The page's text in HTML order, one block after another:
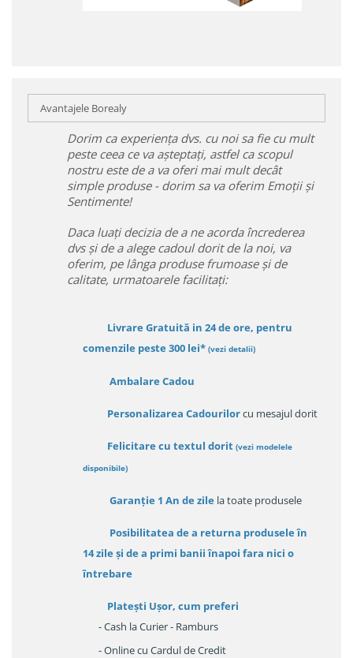
Avantajele Borealy
Dorim ca experiența dvs. cu noi sa fie cu mult
peste ceea ce va așteptați, astfel ca scopul
nostru este de a va oferi mai mult decât
simple produse - dorim sa va oferim Emoții și
Sentimente!
Daca luați decizia de a ne acorda încrederea
dvs și de a alege cadoul dorit de la noi, va
oferim, pe lânga produse frumoase și de
calitate, urmatoarele facilitați:
Livrare Gratuită in 24 de ore, pentru
comenzile peste 300 lei* (vezi detalii)
Ambalare Cadou
Personalizarea Cadourilorcu mesajul dorit
Felicitare cu textul dorit (vezi modelele
disponibile)
Garanție 1 An de zile la toate produsele
Posibilitatea de a returna produsele în
14 zileși de a primi banii înapoi fara nici o
întrebare
Platești Ușor, cum preferi
- Cash la Curier - Ramburs
- Online cu Cardul de Credit